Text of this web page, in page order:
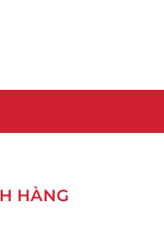
HÀNG